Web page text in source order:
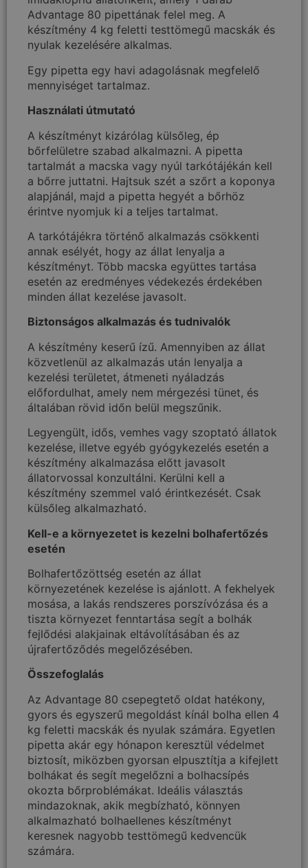
Advantage 80 pipettának felel meg. A
készítmény 4 kg feletti testtömegű macskák és
nyulak kezelésére alkalmas.
Egy pipetta egy havi adagolásnak megfelelő
mennyiséget tartalmaz.
Használati útmutató
A készítményt kizárólag külsőleg, ép
bőrfelületre szabad alkalmazni. A pipetta
tartalmát a macska vagy nyúl tarkótájékán kell
a bőrre juttatni. Hajtsuk szét a szőrt a koponya
alapjánál, majd a pipetta hegyét a bőrhöz
érintve nyomjuk ki a teljes tartalmat.
A tarkótájékra történő alkalmazás csökkenti
annak esélyét, hogy az állat lenyalja a
készítményt. Több macska együttes tartása
esetén az eredményes védekezés érdekében
minden állat kezelése javasolt.
Biztonságos alkalmazás és tudnivalók
A készítmény keserű ízű. Amennyiben az állat
közvetlenül az alkalmazás után lenyalja a
kezelési területet, átmeneti nyáladzás
előfordulhat, amely nem mérgezési tünet, és
általában rövid időn belül megszűnik.
Legyengült, idős, vemhes vagy szoptató állatok
kezelése, illetve egyéb gyógykezelés esetén a
készítmény alkalmazása előtt javasolt
állatorvossal konzultálni. Kerülni kell a
készítmény szemmel való érintkezését. Csak
külsőleg alkalmazható.
Kell-e a környezetet is kezelni bolhafertőzés
esetén
Bolhafertőzöttség esetén az állat
környezetének kezelése is ajánlott. A fekhelyek
mosása, a lakás rendszeres porszívózása és a
tiszta környezet fenntartása segít a bolhák
fejlődési alakjainak eltávolításában és az
újrafertőződés megelőzésében.
Összefoglalás
Az Advantage 80 csepegtető oldat hatékony,
gyors és egyszerű megoldást kínál bolha ellen 4
kg feletti macskák és nyulak számára. Egyetlen
pipetta akár egy hónapon keresztül védelmet
biztosít, miközben gyorsan elpusztítja a kifejlett
bolhákat és segít megelőzni a bolhacsípés
okozta bőrproblémákat. Ideális választás
mindazoknak, akik megbízható, könnyen
alkalmazható bolhaellenes készítményt
keresnek nagyobb testtömegű kedvencük
számára.